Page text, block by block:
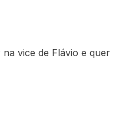
vice de Flávio e quer